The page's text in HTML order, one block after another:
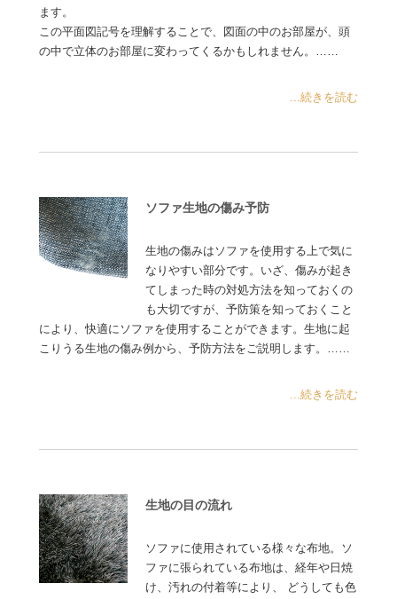
ます。
この平面図記号を理解することで、図面の中のお部屋が、頭
の中で立体のお部屋に変わってくるかもしれません。……
...続きを読む
ソファ生地の傷み予防
生地の傷みはソファを使用する上で気に
なりやすい部分です。いざ、傷みが起き
てしまった時の対処方法を知っておくの
も大切ですが、予防策を知っておくこと
により、快適にソファを使用することができます。生地に起
こりうる生地の傷み例から、予防方法をご説明します。……
...続きを読む
生地の目の流れ
ソファに使用されている様々な布地。ソ
ファに張られている布地は、経年や日焼
け、汚れの付着等により、 どうしても色